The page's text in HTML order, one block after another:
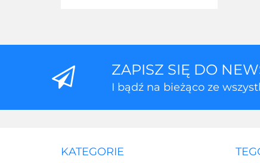
ZAPISZ SIĘ DO
I bądź na bieżąco ze
KATEGORIE